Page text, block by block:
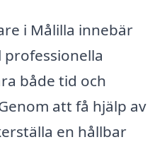
i Målilla innebär
både tid och
att få hjälp av
en hållbar